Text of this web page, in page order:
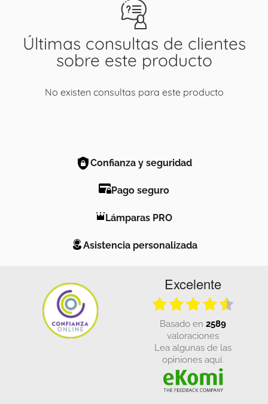
Últimas consultas de clientes
sobre este producto
No existen consultas para este producto
Confianza y seguridad
Pago seguro
Lámparas PRO
Asistencia personalizada
Excelente
basado en 2589
valoraciones
Lea algunas de las
opiniones aquí.